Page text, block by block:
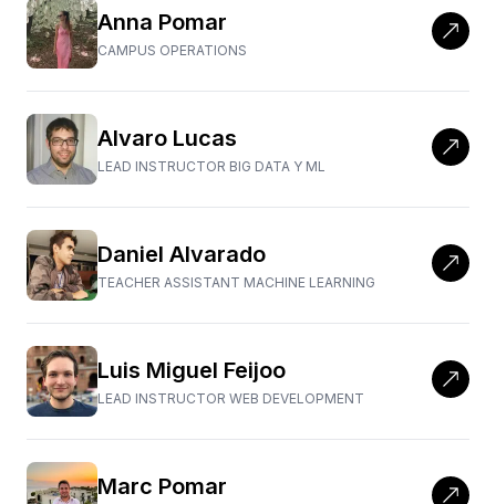
Anna Pomar
CAMPUS OPERATIONS
Alvaro Lucas
LEAD INSTRUCTOR BIG DATA Y ML
Daniel Alvarado
TEACHER ASSISTANT MACHINE LEARNING
Luis Miguel Feijoo
LEAD INSTRUCTOR WEB DEVELOPMENT
Marc Pomar